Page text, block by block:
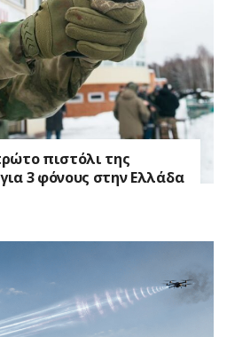
πιστόλι της
3 φόνους στην Ελλάδα